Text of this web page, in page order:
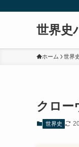
世界史
ホーム 世界
クロー
世界史